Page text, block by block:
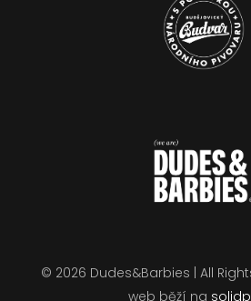
© 2026 Dudes&Barbies | All
web běží na